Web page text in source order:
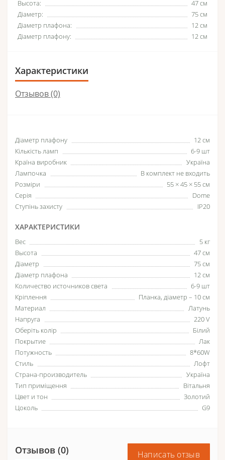
Высота:
47 см
Діаметр:
75 см
Діаметр плафона:
12 см
Діаметр плафону:
12 см
Характеристики
Отзывов (0)
Діаметр плафону
12 см
Кількість ламп
6-9 шт
Країна виробник
Україна
Лампочка
В комплект не входить
Розміри
55 × 45 × 55 см
Серія
Dome
Ступінь захисту
IP20
ХАРАКТЕРИСТИКИ
Вес
5 кг
Высота
47 см
Діаметр
75 см
Діаметр плафона
12 см
Количество источников света
6-9 шт
Кріплення
Планка, діаметр – 10 см
Материал
Латунь
Напруга
220 V
Оберіть колір
Білий
Покрытие
Лак
Потужность
8*60W
Стиль
Лофт
Страна-производитель
Україна
Тип приміщення
Вітальня
Цвет и тон
Золотий
Цоколь
G9
Отзывов (0) Написать отзыв